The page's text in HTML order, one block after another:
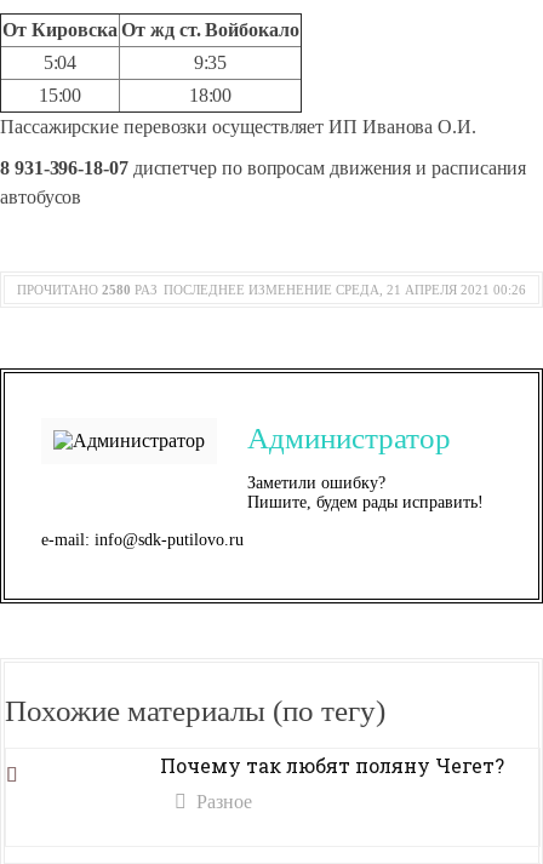
От Кировска От жд ст. Войбокало
5:04
9:35
15:00
18:00
Пассажирские перевозки осуществляет ИП Иванова О.И.
8 931-396-18-07диспетчер по вопросам движения и расписания
автобусов
ПРОЧИТАНО 2580 РАЗ ПОСЛЕДНЕЕ ИЗМЕНЕНИЕ СРЕДА, 21 АПРЕЛЯ 2021 00:26
Администратор
Заметили ошибку?
Пишите, будем рады исправить!
e-mail: info@sdk-putilovo.ru
Похожие материалы (по тегу)
Почему так любят поляну Чегет?
Разное